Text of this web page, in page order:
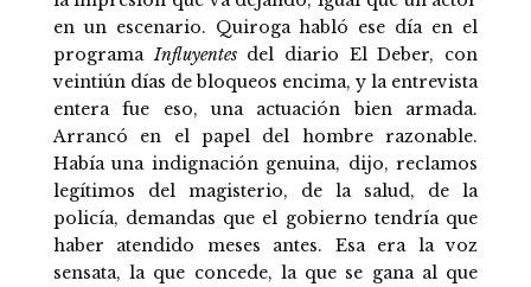
en un escenario. Quiroga habló ese día en el
programa Influyentesdel diario El Deber, con
veintiún días de bloqueos encima, y la entrevista
entera fue eso, una actuación bien armada.
Arrancó en el papel del hombre razonable.
Había una indignación genuina, dijo, reclamos
legítimos del magisterio, de la salud, de la
policía, demandas que el gobierno tendría que
haber atendido meses antes. Esa era la voz
sensata, la que concede, la que se gana al que